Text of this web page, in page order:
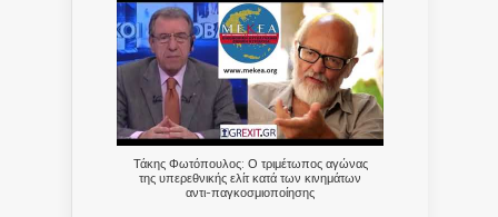
Τάκης Φωτόπουλος: Ο τριμέτωπος αγώνας
της υπερεθνικής ελίτ κατά των κινημάτων
αντι-παγκοσμιοποίησης